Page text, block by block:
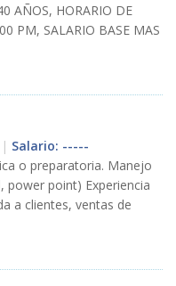
AÑOS, HORARIO DE
00 PM, SALARIO BASE MAS
| Salario: -----
o preparatoria. Manejo
, power point) Experiencia
a clientes, ventas de